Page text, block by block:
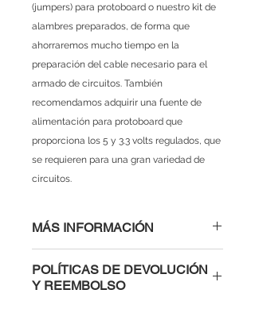
(jumpers) para protoboard o nuestro kit de
alambres preparados, de forma que
ahorraremos mucho tiempo en la
preparación del cable necesario para el
armado de circuitos. También
recomendamos adquirir una fuente de
alimentación para protoboard que
proporciona los 5 y 3.3 volts regulados, que
se requieren para una gran variedad de
circuitos.
MÁS INFORMACIÓN
puntos de conexión.
2 buses de alimentación
POLÍTICAS DE DEVOLUCIÓN
Y REEMBOLSO